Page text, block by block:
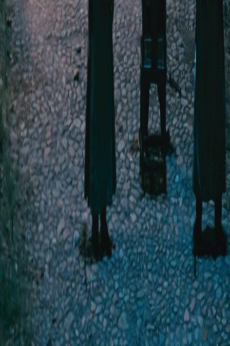
Baixar
Notícias
Português
English
繁體中文
日本語
한국어
Español
แบบไทย
Bahasa Indonesia
Português
简体中文
Italiano
Deutsch
Français
Türkçe
Melayu
Tiếng Việt